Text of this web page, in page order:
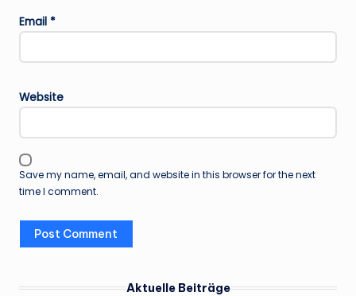
Email *
Website
Save my name, email, and website in this browser for the next
time I comment.
Aktuelle Beiträge